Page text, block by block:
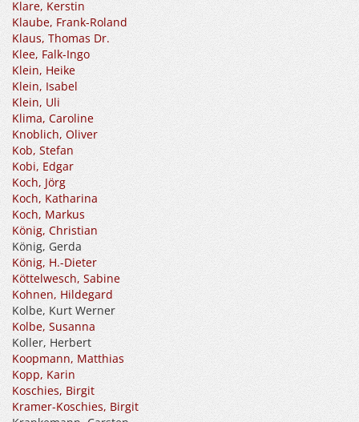
Klare, Kerstin
Klaube, Frank-Roland
Klaus, Thomas Dr.
Klee, Falk-Ingo
Klein, Heike
Klein, Isabel
Klein, Uli
Klima, Caroline
Knoblich, Oliver
Kob, Stefan
Kobi, Edgar
Koch, Jörg
Koch, Katharina
Koch, Markus
König, Christian
König, Gerda
König, H.-Dieter
Köttelwesch, Sabine
Kohnen, Hildegard
Kolbe, Kurt Werner
Kolbe, Susanna
Koller, Herbert
Koopmann, Matthias
Kopp, Karin
Koschies, Birgit
Kramer-Koschies, Birgit